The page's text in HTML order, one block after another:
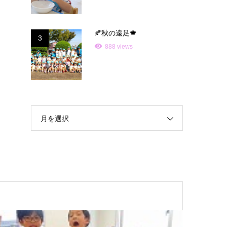
3
🍂秋の遠足🍁
888 views
月を選択